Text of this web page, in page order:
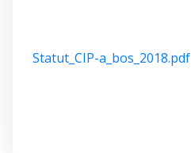
Statut_CIP-a_bos_2018.pdf